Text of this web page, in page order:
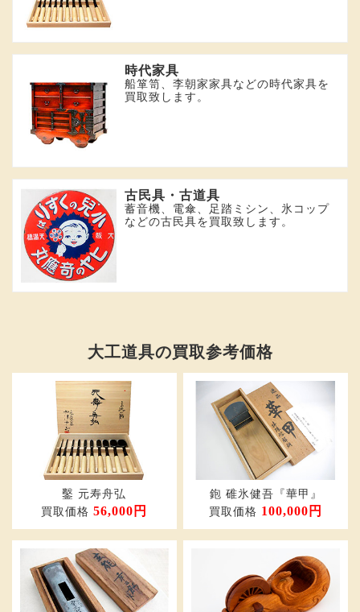
時代家具
船箪笥、李朝家家具などの時代家具を
買取致します。
古民具・古道具
蓄音機、電傘、足踏ミシン、氷コップ
などの古民具を買取致します。
大工道具の買取参考価格
鑿 元寿舟弘
買取価格 56,000円
鉋 碓氷健吾『華甲』
買取価格 100,000円